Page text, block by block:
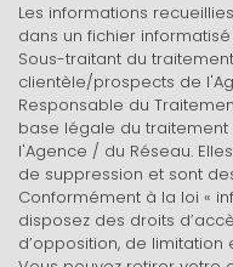
statistiques
Nombre d'habitants
Propriétaires (vs.
Taxe habitation
Taxe foncière
Habitants de moins
Les informations
dans un fichier
Sous-traitant du
clientèle/prospects de
Responsable du
base légale du
l'Agence / du Réseau.
de suppression et sont
Conformément à la loi «
disposez des droits
d’opposition, de